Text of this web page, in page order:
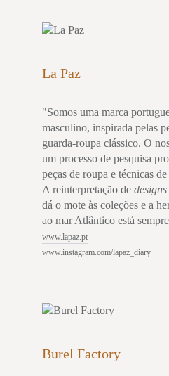
La Paz
"Somos uma marca
masculino, inspirada pelas
guarda-roupa clássico. O
um processo de pesquisa
peças de roupa e técnicas
A reinterpretação de designs
dá o mote às coleções e a
ao mar Atlântico está
www.lapaz.pt
www.instagram.com/lapaz_diary
Burel Factory